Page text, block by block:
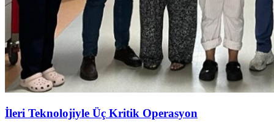
İleri Teknolojiyle Üç Kritik Operasyon